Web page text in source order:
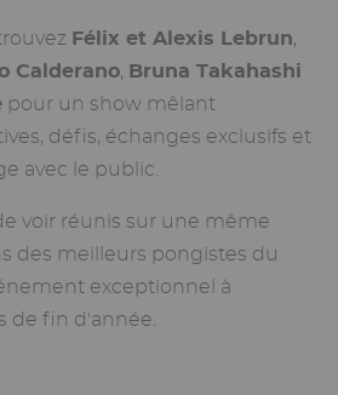
Félix et Alexis Lebrun,
Calderano, Bruna Takahashi
pour un show mêlant
défis, échanges exclusifs et
avec le public.
voir réunis sur une même
des meilleurs pongistes du
exceptionnel à
de fin d'année.